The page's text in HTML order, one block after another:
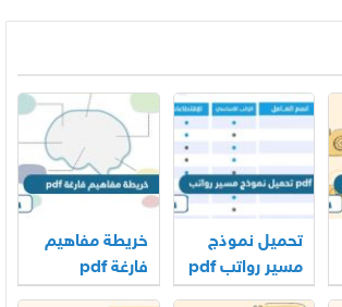
تحميل نموذج
مسير رواتب pdf
جاهز
خريطة مفاهيم
فارغة pdf